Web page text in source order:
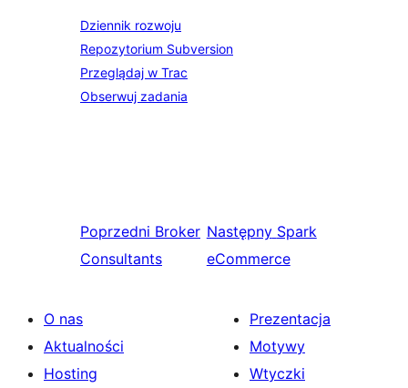
Dziennik rozwoju
Repozytorium Subversion
Przeglądaj w Trac
Obserwuj zadania
Poprzedni Broker
Consultants
Następny Spark
eCommerce
O nas
Aktualności
Hosting
Prezentacja
Motywy
Wtyczki